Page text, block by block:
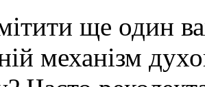
ще один
механізм